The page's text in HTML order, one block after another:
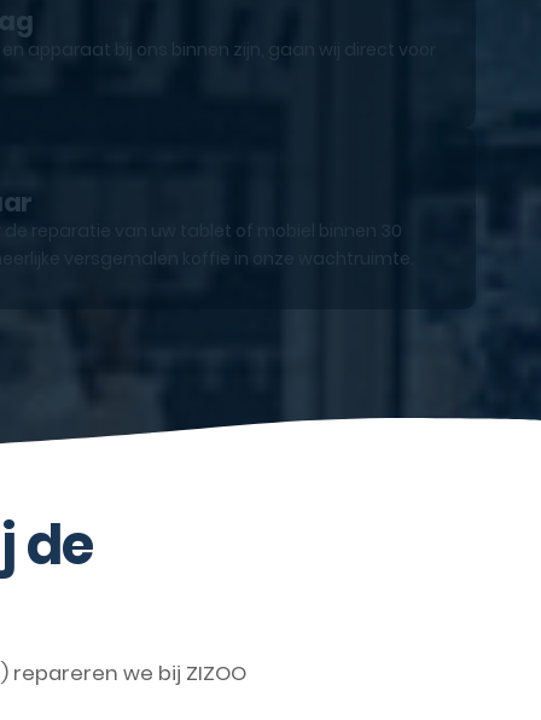
apparaat bij ons binnen zijn, gaan wij direct voor
reparatie van uw tablet of mobiel binnen 30
versgemalen koffie in onze wachtruimte.
de
repareren we bij ZIZOO